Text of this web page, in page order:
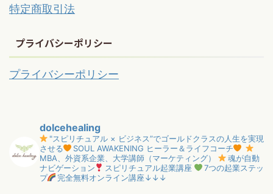
特定商取引法
プライバシーポリシー
プライバシーポリシー
dolcehealing
"スピリチュアル × ビジネス”でゴールドクラスの人生を実現
させる
SOUL AWAKENING ヒーラー＆ライフコーチ
MBA、外資系企業、大学講師（マーケティング）
魂が自動
ナビゲーション
スピリチュアル起業講座
7つの起業ステッ
プ
完全無料オンライン講座↓↓↓